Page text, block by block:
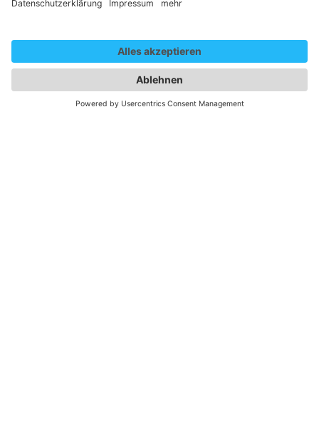
sich immer zugleich auf weibliche, männliche und diverse
Regel zugunsten einer besseren Lesbarkeit verzichtet.